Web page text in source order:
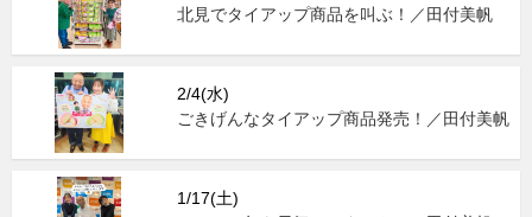
北見でタイアップ商品を叫ぶ！／田付美帆
2/4(水)
ごきげんなタイアップ商品発売！／田付美帆
1/17(土)